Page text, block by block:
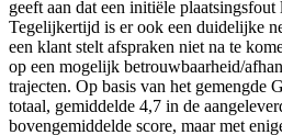
geeft aan dat een initiële plaatsingsfout
Tegelijkertijd is er ook een duidelijke
een klant stelt afspraken niet na te
op een mogelijk betrouwbaarheid/
trajecten. Op basis van het gemengde
totaal, gemiddelde 4,7 in de
bovengemiddelde score, maar met